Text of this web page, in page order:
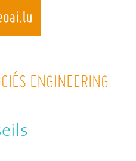
Skip
to
ENGINEERING